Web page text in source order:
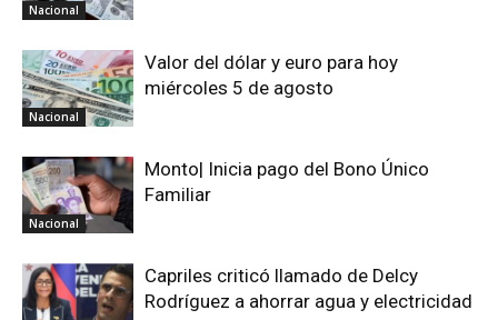
Nacional
Nacional
Valor del dólar y euro para hoy
miércoles 5 de agosto
Nacional
Monto| Inicia pago del Bono Único
Familiar
Capriles criticó llamado de Delcy
Rodríguez a ahorrar agua y electricidad